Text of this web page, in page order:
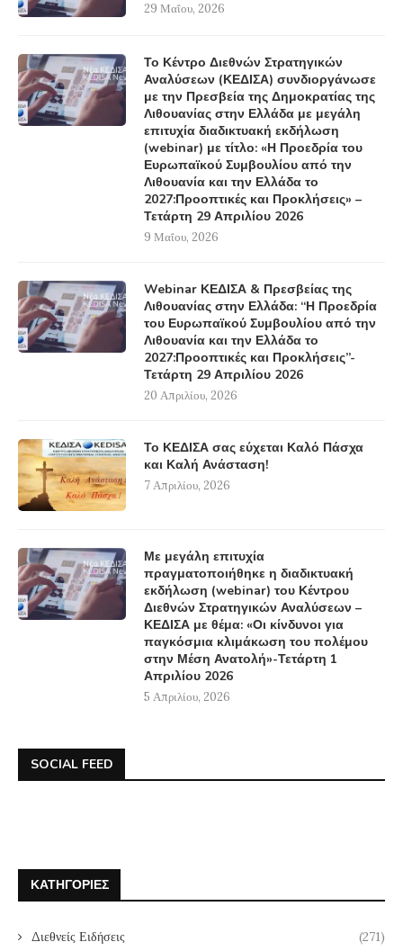
29 Μαΐου, 2026
Το Κέντρο Διεθνών Στρατηγικών
Αναλύσεων (ΚΕΔΙΣΑ) συνδιοργάνωσε
με την Πρεσβεία της Δημοκρατίας της
Λιθουανίας στην Ελλάδα με μεγάλη
επιτυχία διαδικτυακή εκδήλωση
(webinar) με τίτλο: «Η Προεδρία του
Ευρωπαϊκού Συμβουλίου από την
Λιθουανία και την Ελλάδα το
2027:Προοπτικές και Προκλήσεις» –
Τετάρτη 29 Απριλίου 2026
9 Μαΐου, 2026
Webinar ΚΕΔΙΣΑ & Πρεσβείας της
Λιθουανίας στην Ελλάδα: “Η Προεδρία
του Ευρωπαϊκού Συμβουλίου από την
Λιθουανία και την Ελλάδα το
2027:Προοπτικές και Προκλήσεις”-
Τετάρτη 29 Απριλίου 2026
20 Απριλίου, 2026
Το ΚΕΔΙΣΑ σας εύχεται Καλό Πάσχα
και Καλή Ανάσταση!
7 Απριλίου, 2026
Με μεγάλη επιτυχία
πραγματοποιήθηκε η διαδικτυακή
εκδήλωση (webinar) του Κέντρου
Διεθνών Στρατηγικών Αναλύσεων –
ΚΕΔΙΣΑ με θέμα: «Οι κίνδυνοι για
παγκόσμια κλιμάκωση του πολέμου
στην Μέση Ανατολή»-Τετάρτη 1
Απριλίου 2026
5 Απριλίου, 2026
SOCIAL FEED
ΚΑΤΗΓΟΡΊΕΣ
Διεθνείς Ειδήσεις (271)